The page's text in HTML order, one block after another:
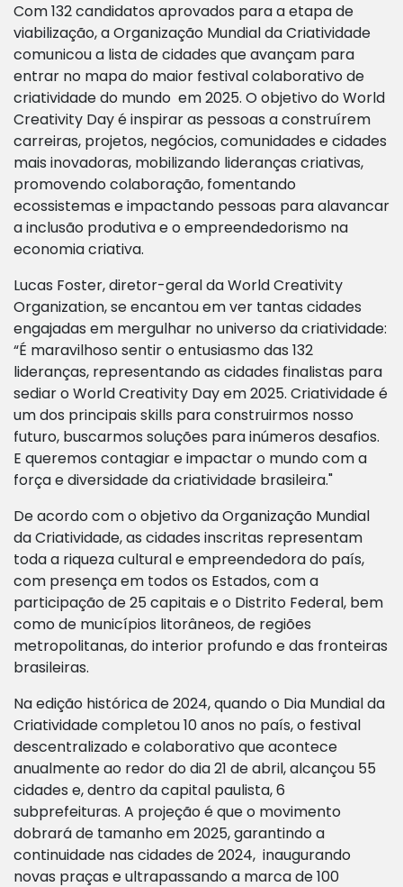
Com 132 candidatos aprovados para a etapa de
viabilização, a Organização Mundial da Criatividade
comunicou a lista de cidades que avançam para
entrar no mapa do maior festival colaborativo de
criatividade do mundo em 2025. O objetivo do World
Creativity Day é inspirar as pessoas a construírem
carreiras, projetos, negócios, comunidades e cidades
mais inovadoras, mobilizando lideranças criativas,
promovendo colaboração, fomentando
ecossistemas e impactando pessoas para alavancar
a inclusão produtiva e o empreendedorismo na
economia criativa.
Lucas Foster, diretor-geral da World Creativity
Organization, se encantou em ver tantas cidades
engajadas em mergulhar no universo da criatividade:
“É maravilhoso sentir o entusiasmo das 132
lideranças, representando as cidades finalistas para
sediar o World Creativity Day em 2025. Criatividade é
um dos principais skills para construirmos nosso
futuro, buscarmos soluções para inúmeros desafios.
E queremos contagiar e impactar o mundo com a
força e diversidade da criatividade brasileira."
De acordo com o objetivo da Organização Mundial
da Criatividade, as cidades inscritas representam
toda a riqueza cultural e empreendedora do país,
com presença em todos os Estados, com a
participação de 25 capitais e o Distrito Federal, bem
como de municípios litorâneos, de regiões
metropolitanas, do interior profundo e das fronteiras
brasileiras.
Na edição histórica de 2024, quando o Dia Mundial da
Criatividade completou 10 anos no país, o festival
descentralizado e colaborativo que acontece
anualmente ao redor do dia 21 de abril, alcançou 55
cidades e, dentro da capital paulista, 6
subprefeituras. A projeção é que o movimento
dobrará de tamanho em 2025, garantindo a
continuidade nas cidades de 2024, inaugurando
novas praças e ultrapassando a marca de 100